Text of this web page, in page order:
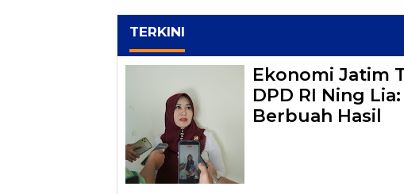
TERKINI
Ekonomi Jatim
DPD RI Ning
Berbuah Hasil